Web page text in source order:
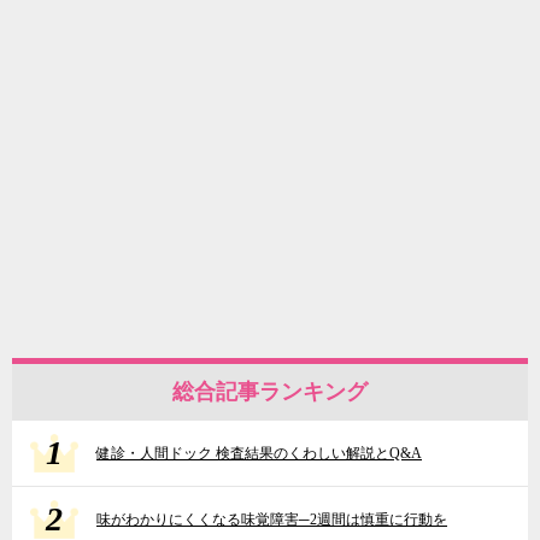
総合記事ランキング
1 健診・人間ドック 検査結果のくわしい解説とQ&A
2 味がわかりにくくなる味覚障害─2週間は慎重に行動を